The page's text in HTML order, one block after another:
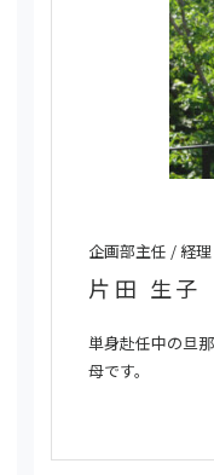
企画部主任 / 経
片田 生子
単身赴任中の旦
母です。